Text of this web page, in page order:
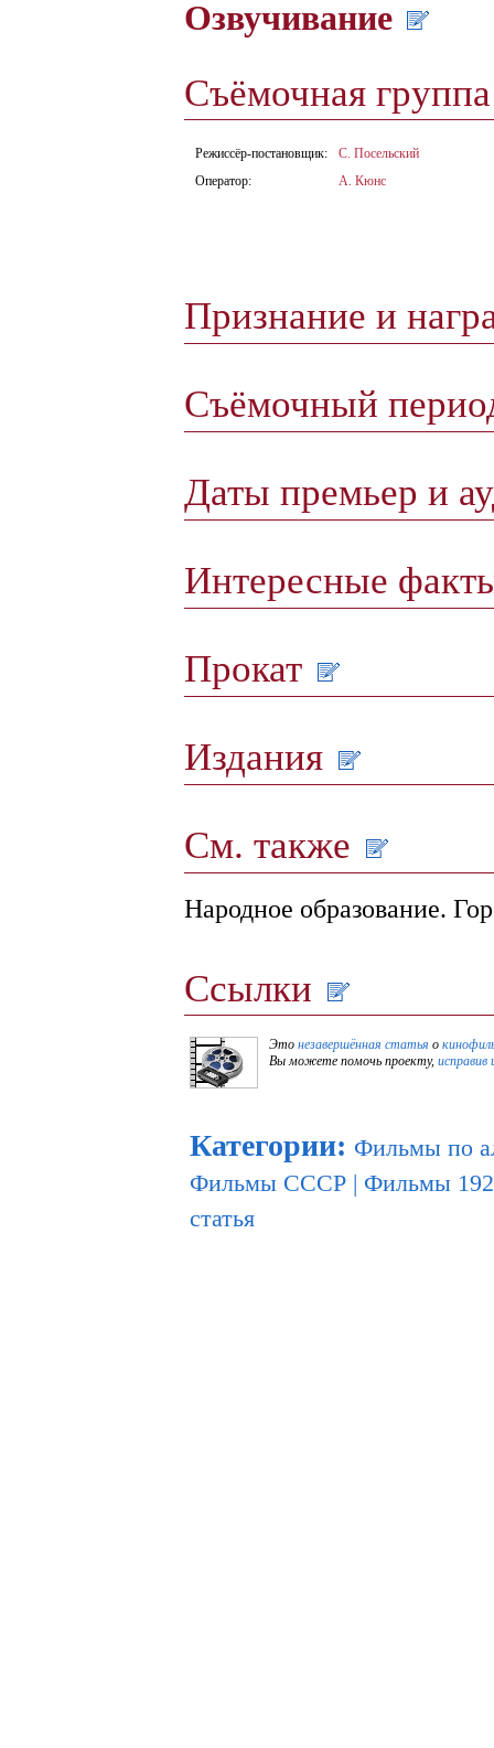
Озвучивание
Съёмочная
Режиссёр-постановщик:
С. Посельский
Оператор:
А. Кюнс
Признание и
Съёмочный
Даты премьер и
Интересные
Прокат
Издания
См. также
Народное образование.
Ссылки
Это незавершённая статья о
Вы можете помочь проекту, исправив
Категории: Фильмы по
Фильмы СССР | Фильмы
статья